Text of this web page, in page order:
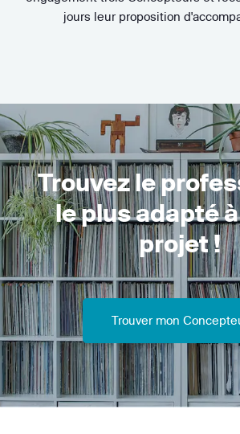
jours leur proposition
Trouvez le
le plus adapté
projet !
Trouver mon